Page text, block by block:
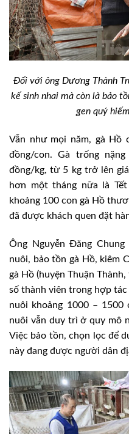
Đối với ông Dương Thành
kế sinh nhai mà còn là bảo
gen quý
Vẫn như mọi năm, gà Hồ
đồng/con. Gà trống
đồng/kg, từ 5 kg trở lên
hơn một tháng nữa là
khoảng 100 con gà Hồ
đã được khách quen đặt
Ông Nguyễn Đăng
nuôi, bảo tồn gà Hồ, kiêm
gà Hồ (huyện Thuận
số thành viên trong hợp tác
nuôi khoảng 1000 – 1500
nuôi vẫn duy trì ở quy mô
Việc bảo tồn, chọn lọc để
này đang được người dân